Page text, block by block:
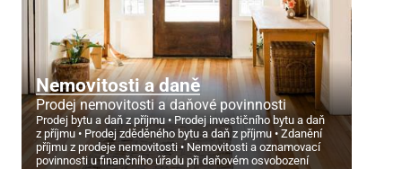
Nemovitosti a daně
Prodej nemovitosti a daňové povinnosti
Prodej bytu a daň z příjmu
Prodej investičního bytu a daň
z příjmu
Prodej zděděného bytu a daň z příjmu
Zdanění
příjmu z prodeje nemovitosti
Nemovitosti a oznamovací
povinnosti u finančního úřadu při daňovém osvobození